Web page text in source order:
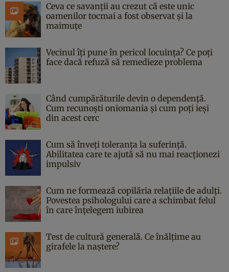
Ceva ce savanții au crezut că este unic
oamenilor tocmai a fost observat și la
maimuțe
Vecinul îți pune în pericol locuința? Ce poți
face dacă refuză să remedieze problema
Când cumpărăturile devin o dependență.
Cum recunoști oniomania și cum poți ieși
din acest cerc
Cum să înveți toleranța la suferință.
Abilitatea care te ajută să nu mai reacționezi
impulsiv
Cum ne formează copilăria relațiile de adulți.
Povestea psihologului care a schimbat felul
în care înțelegem iubirea
Test de cultură generală. Ce înălțime au
girafele la naștere?